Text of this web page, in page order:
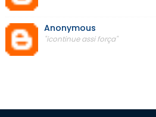
Anonymous
"icontinue assi força"